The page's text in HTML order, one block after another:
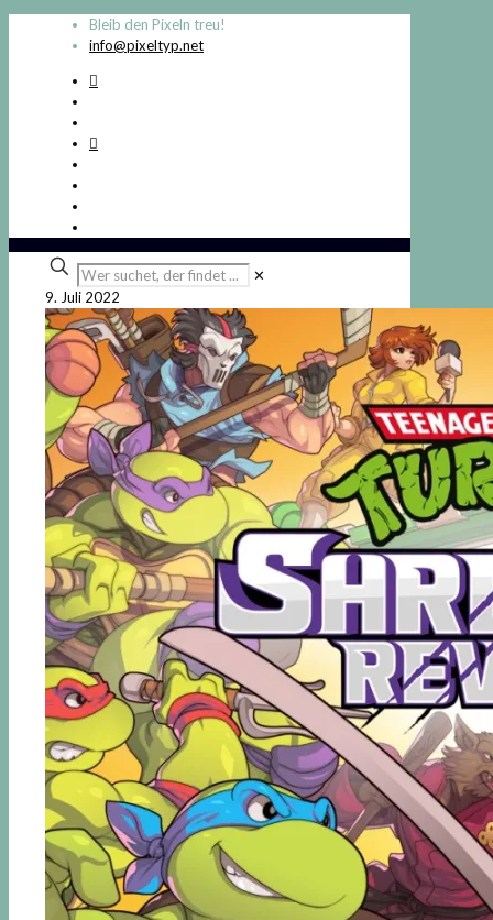
Bleib den Pixeln treu!
info@pixeltyp.net
Wer
suchet,
der
findet
...
✕
9. Juli 2022